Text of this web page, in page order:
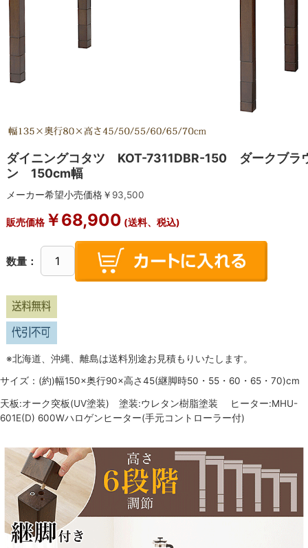
ダイニングコタツ KOT-7311DBR-150 ダークブラ
ン 150cm幅
メーカー希望小売価格￥ 93,500
販売価格￥68,900 (送料、税込)
数量：
※北海道、沖縄、離島は送料別途お見積もりいたします。
サイズ：(約)幅150×奥行90×高さ45(継脚時50・55・60・65・70)cm
天板:オーク突板(UV塗装) 塗装:ウレタン樹脂塗装 ヒーター:MHU-
601E(D) 600Wハロゲンヒーター(手元コントローラー付)